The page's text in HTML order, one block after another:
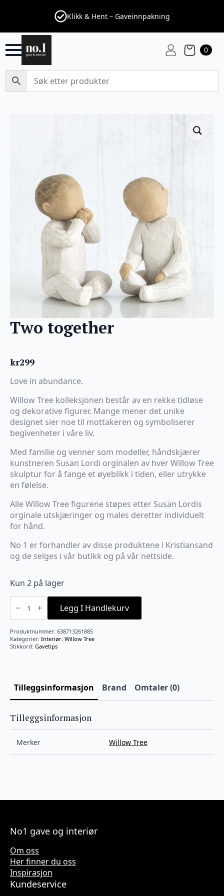
Klikk & Hent – Gaveinnpakning
0
Two together
kr299
Love in abundance.
Willow Tree kolleksjonen består av en rekke tidløse
og dekorative figurer. Mange mener det unike
designet sier noe til mottakeren og symboliserer
begivenheter i våre liv.
Med familie og venner som modeller, håndskjærer
kunstneren Susan Lordi orginalen av hver Willow Tree
skulptur for å fange et øyeblikk i tiden, eller utrykke
en følelse.
Alle Willow Tree figurene støpes etter Susan Lordis
orginale utskjæringer og males deretter individuelt
for hånd.
No 1 er forhandler av disse produktene i Kristiansand
og de selges i vår butikk og på vår nettside.
Kun 2 på lager
Two
together Legg I Handlekurv
Produktnummer: 638713261885
Kategorier: Interiør, Willow Tree
Stikkord: Gavetips
Tilleggsinformasjon Brand Omtaler (0)
Tilleggsinformasjon
Merker Willow Tree
No1 gave og interiør
Om oss
Her finner du oss
Inspirasjon
Kundeservice